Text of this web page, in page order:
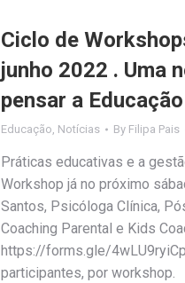
Ciclo de
junho 2022 . Uma
pensar a Educação
Educação, Notícias By Filipa Pais
Práticas educativas e a
Workshop já no próximo
Santos, Psicóloga Clínica,
Coaching Parental e Kids
https://forms.gle/
participantes, por workshop.